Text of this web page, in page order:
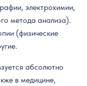
электрохимии,
метода анализа).
(физические
абсолютно
в медицине,